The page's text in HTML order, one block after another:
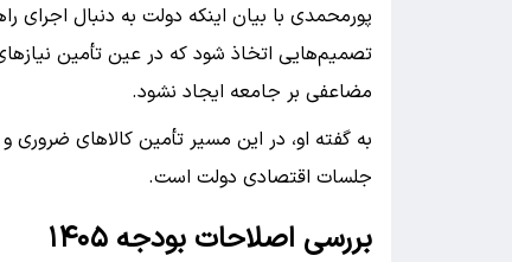
پورمحمدی با بیان اینکه دولت به دنبال اجرای
تصمیم‌هایی اتخاذ شود که در عین تأمین
مضاعفی بر جامعه ایجاد نشود.
به گفته او، در این مسیر تأمین کالا‌های
جلسات اقتصادی دولت است.
بررسی اصلاحات بودجه ۱۴۰۵